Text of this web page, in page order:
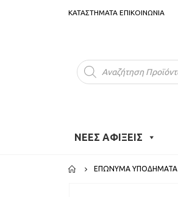
ΚΑΤΑΣΤΗΜΑΤΑ ΕΠΙΚΟΙΝΩΝΙΑ
Products
search
ΝΕΕΣ ΑΦΙΞΕΙΣ
ΕΠΏΝΥΜΑ ΥΠΟΔΉΜΑΤΑ